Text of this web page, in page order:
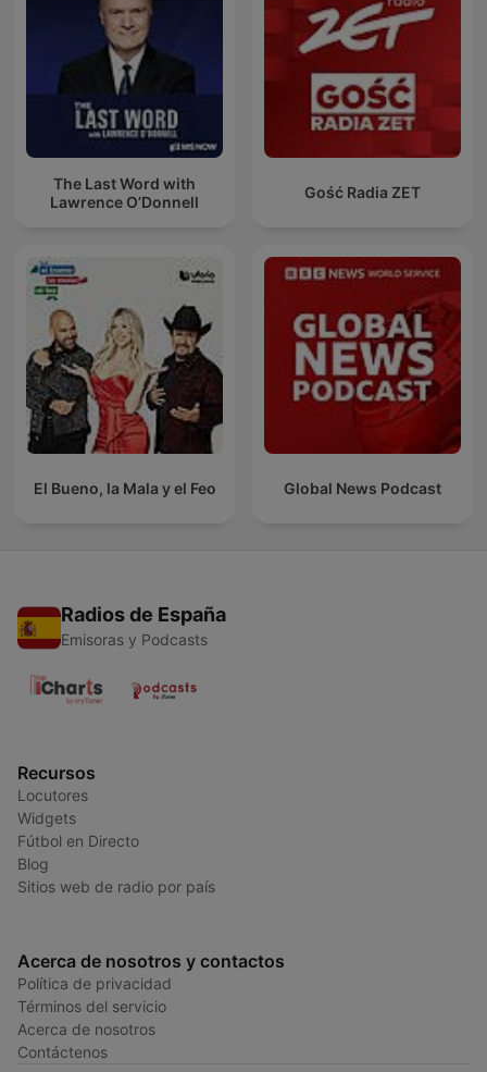
The Last Word with
Lawrence O’Donnell
Gość Radia ZET
El Bueno, la Mala y el Feo Global News Podcast
Radios de España
Emisoras y Podcasts
Recursos
Locutores
Widgets
Fútbol en Directo
Blog
Sitios web de radio por país
Acerca de nosotros y contactos
Política de privacidad
Términos del servicio
Acerca de nosotros
Contáctenos